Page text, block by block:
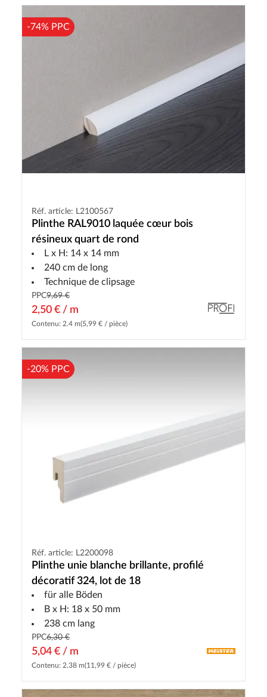
-74% PPC
Réf. article: L2100567
Plinthe RAL9010 laquée cœur bois
résineux quart de rond
L x H: 14 x 14 mm
240 cm de long
Technique de clipsage
PPC9,69 €
2,50 € / m
Contenu: 2.4 m(5,99 € / pièce)
-20% PPC
Réf. article: L2200098
Plinthe unie blanche brillante, profilé
décoratif 324, lot de 18
für alle Böden
B x H: 18 x 50 mm
238 cm lang
PPC6,30 €
5,04 € / m
Contenu: 2.38 m(11,99 € / pièce)